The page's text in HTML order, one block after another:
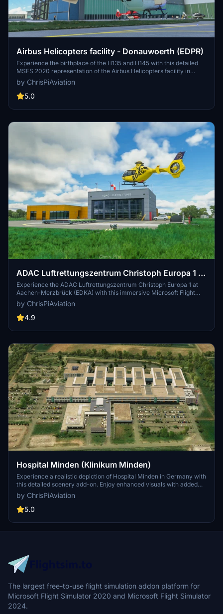
Airbus Helicopters facility - Donauwoerth (EDPR)
Experience the birthplace of the H135 and H145 with this detailed
MSFS 2020 representation of the Airbus Helicopters facility in
Donauwörth, Germany. Complete with working tower frequency,
detailed lighting, and multiple spawn points, immerse yourself in this
ambitious scenery project. Additional downloads required for full
and helicopter liveries.
by ChrisPiAviation
5.0
ADAC Luftrettungszentrum Christoph Europa 1 /
Aachen-Merzbrück (EDKA)
Experience the ADAC Luftrettungszentrum Christoph Europa 1 at
Aachen-Merzbrück (EDKA) with this immersive Microsoft Flight
Simulator add-on. Explore the air rescue base, featuring custom
improvements and static aircraft. Download additional assets for
the full experience and easily install the scenery to enhance your
by ChrisPiAviation
4.9
Hospital Minden (Klinikum Minden)
Experience a realistic depiction of Hospital Minden in Germany with
this detailed scenery add-on. Enjoy enhanced visuals with added
life, vegetation, and night lighting for a bustling atmosphere. Simply
unzip the file, place it in your community folder, and spawn at
designated spots for a seamless experience. Dont forget to
by ChrisPiAviation
5.0
The largest free-to-use flight simulation addon platform for
Microsoft Flight Simulator 2020 and Microsoft Flight Simulator
2024.